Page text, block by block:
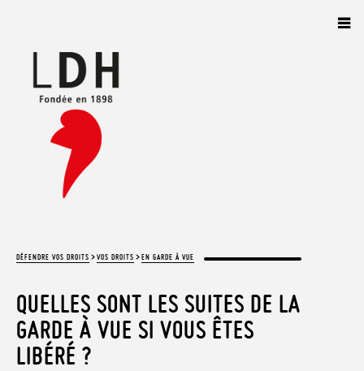
DÉFENDRE VOS DROITS >VOS DROITS >EN GARDE À VUE
QUELLES SONT LES SUITES DE LA
GARDE À VUE SI VOUS ÊTES
LIBÉRÉ ?